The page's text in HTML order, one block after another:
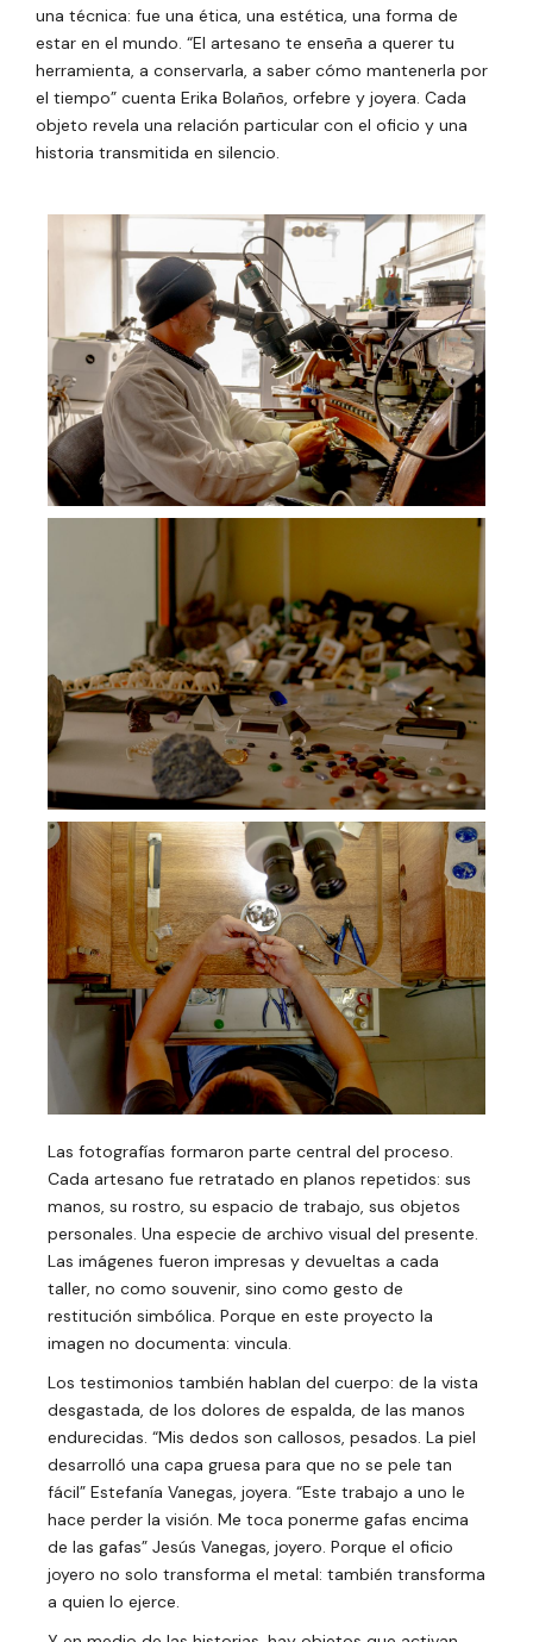
una técnica: fue una ética, una estética, una forma de
estar en el mundo. “El artesano te enseña a querer tu
herramienta, a conservarla, a saber cómo mantenerla por
el tiempo” cuenta Erika Bolaños, orfebre y joyera. Cada
objeto revela una relación particular con el oficio y una
historia transmitida en silencio.
Las fotografías formaron parte central del proceso.
Cada artesano fue retratado en planos repetidos: sus
manos, su rostro, su espacio de trabajo, sus objetos
personales. Una especie de archivo visual del presente.
Las imágenes fueron impresas y devueltas a cada
taller, no como souvenir, sino como gesto de
restitución simbólica. Porque en este proyecto la
imagen no documenta: vincula.
Los testimonios también hablan del cuerpo: de la vista
desgastada, de los dolores de espalda, de las manos
endurecidas. “Mis dedos son callosos, pesados. La piel
desarrolló una capa gruesa para que no se pele tan
fácil” Estefanía Vanegas, joyera. “Este trabajo a uno le
hace perder la visión. Me toca ponerme gafas encima
de las gafas” Jesús Vanegas, joyero. Porque el oficio
joyero no solo transforma el metal: también transforma
a quien lo ejerce.